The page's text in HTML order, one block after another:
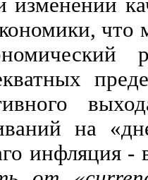
изменении
что
на
инфляция -